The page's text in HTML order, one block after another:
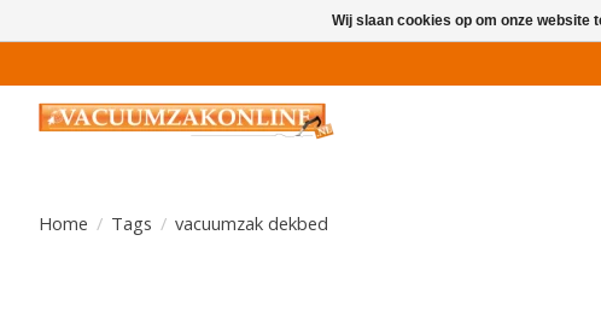
Home / Tags / vacuumzak dekbed
Wij slaan cookies op om onze website